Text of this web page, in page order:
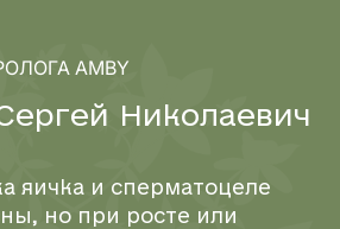
AMBY
ергей Н и колаевич
яичка и сперматоцеле
но при росте или